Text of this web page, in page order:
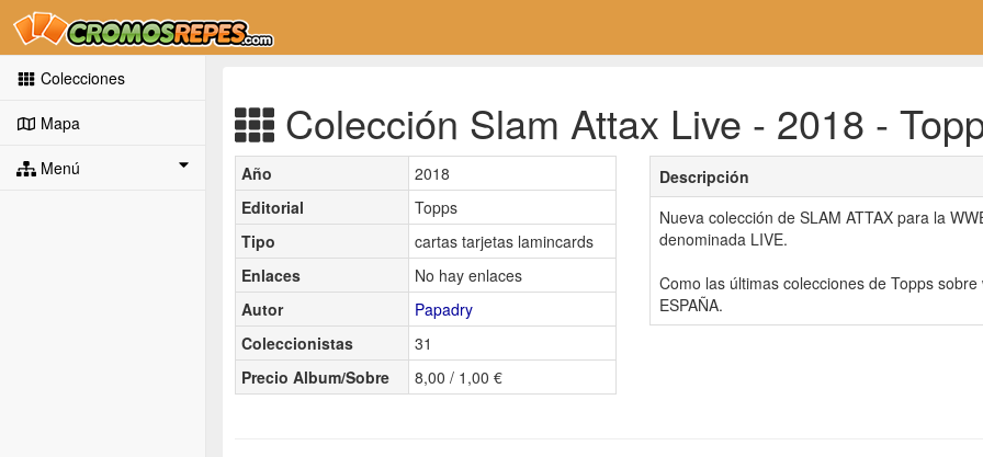
Colecciones
Mapa
Menú
Colección Slam Attax Live - 2018 -
Año
2018
Editorial
Topps
Tipo
cartas tarjetas lamincards
Enlaces
No hay enlaces
Autor
Papadry
Coleccionistas
31
Precio Album/Sobre
8,00 / 1,00 €
Descripción
Nueva colección de SLAM ATTAX para la
denominada LIVE.
Como las últimas colecciones de Topps sobre
ESPAÑA.